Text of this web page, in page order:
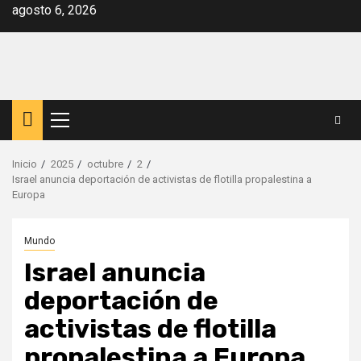
Saltar
agosto 6, 2026
Menú
principal
Inicio 2025 octubre
2
Israel anuncia deportación de activistas de flotilla propalestina a
Europa
Mundo
Israel anuncia
deportación de
activistas de flotilla